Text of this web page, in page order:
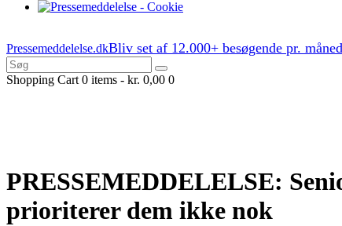
Pressemeddelelse.dkBliv set af 12.000+ besøgende pr. måned
Shopping Cart 0 items - kr. 0,00 0
PRESSEMEDDELELSE:
prioriterer dem ikke nok